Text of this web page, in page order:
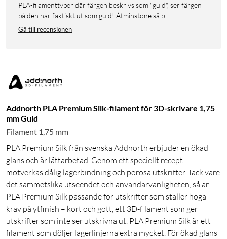
PLA-filamenttyper där färgen beskrivs som "guld", ser färgen
på den här faktiskt ut som guld! Åtminstone så b...
Gå till recensionen
Addnorth PLA Premium Silk-filament för 3D-skrivare 1,75
mm Guld
Filament 1,75 mm
PLA Premium Silk från svenska Addnorth erbjuder en ökad
glans och är lättarbetad. Genom ett speciellt recept
motverkas dålig lagerbindning och porösa utskrifter. Tack vare
det sammetslika utseendet och användarvänligheten, så är
PLA Premium Silk passande för utskrifter som ställer höga
krav på ytfinish – kort och gott, ett 3D-filament som ger
utskrifter som inte ser utskrivna ut. PLA Premium Silk är ett
filament som döljer lagerlinjerna extra mycket. För ökad glans